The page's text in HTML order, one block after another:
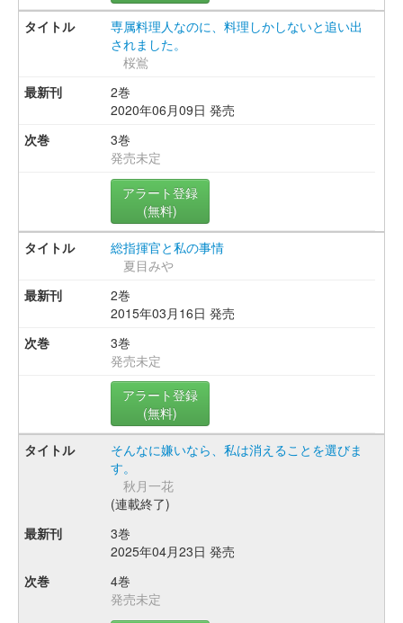
専属料理人なのに、料理しかしないと追い出
されました。
桜鴬
2巻
2020年06月09日 発売
3巻
発売未定
アラート登録
(無料)
総指揮官と私の事情
夏目みや
2巻
2015年03月16日 発売
3巻
発売未定
アラート登録
(無料)
そんなに嫌いなら、私は消えることを選びま
す。
秋月一花
(連載終了)
3巻
2025年04月23日 発売
4巻
発売未定